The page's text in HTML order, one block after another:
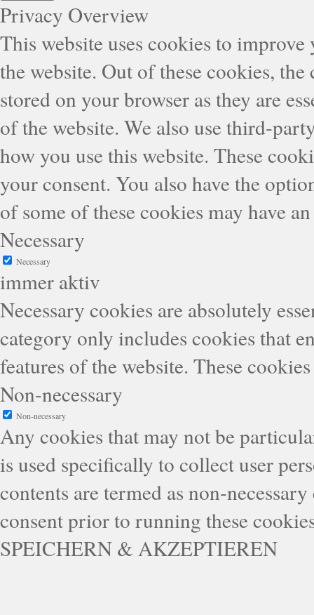
Privacy Overview
This website uses cookies to
the website. Out of these cookies,
stored on your browser as they are
of the website. We also use third-
how you use this website. These
your consent. You also have the
of some of these cookies may have
Necessary
Necessary
immer aktiv
Necessary cookies are absolutely
category only includes cookies that
features of the website. These
Non-necessary
Non-necessary
Any cookies that may not be
is used specifically to collect user
contents are termed as non-
consent prior to running these
SPEICHERN & AKZEPTIEREN